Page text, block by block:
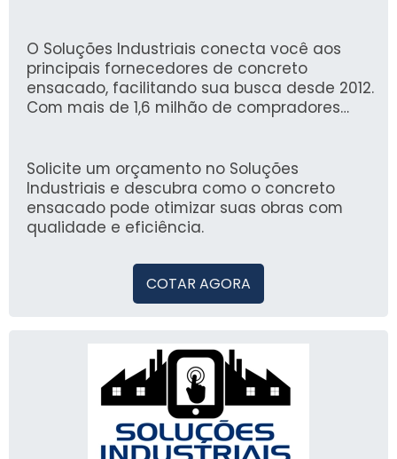
para argamassas em assentamento de
pisos, revestimentos e estruturação de
obras.
O Soluções Industriais conecta você aos
principais fornecedores de concreto
ensacado, facilitando sua busca desde 2012.
Com mais de 1,6 milhão de compradores
materiais industriais.
Solicite um orçamento no Soluções
Industriais e descubra como o concreto
ensacado pode otimizar suas obras com
qualidade e eficiência.
COTAR AGORA